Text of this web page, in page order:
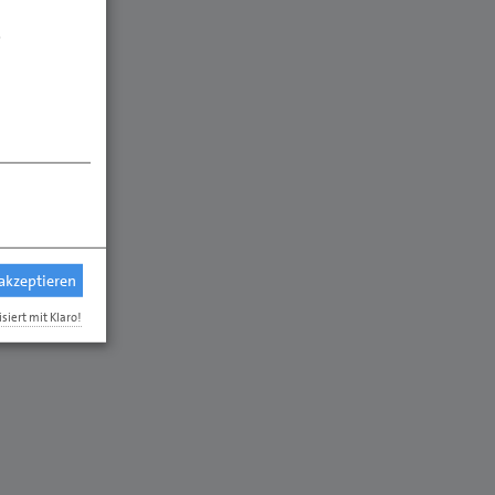
mit Klaro!